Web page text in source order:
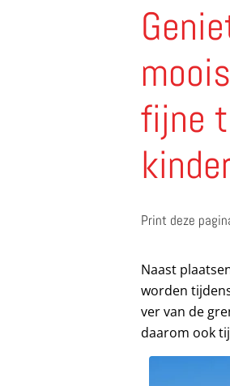
fijne
Print deze
Naast
worden
ver van de
daarom ook